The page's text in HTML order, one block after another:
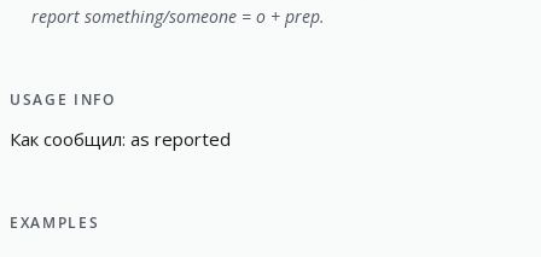
report something/someone = o + prep.
USAGE INFO
Как сообщил: as reported
EXAMPLES